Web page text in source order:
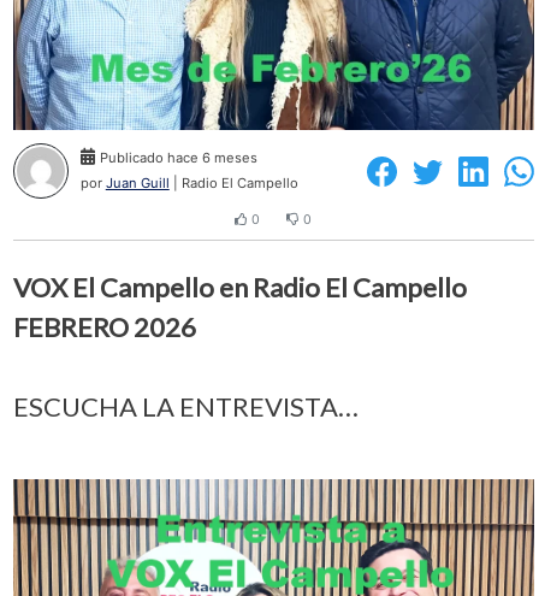
Publicado hace 6 meses
por Juan Guill | Radio El Campello
0 0
VOX El Campello en Radio El Campello
FEBRERO 2026
ESCUCHA LA ENTREVISTA…